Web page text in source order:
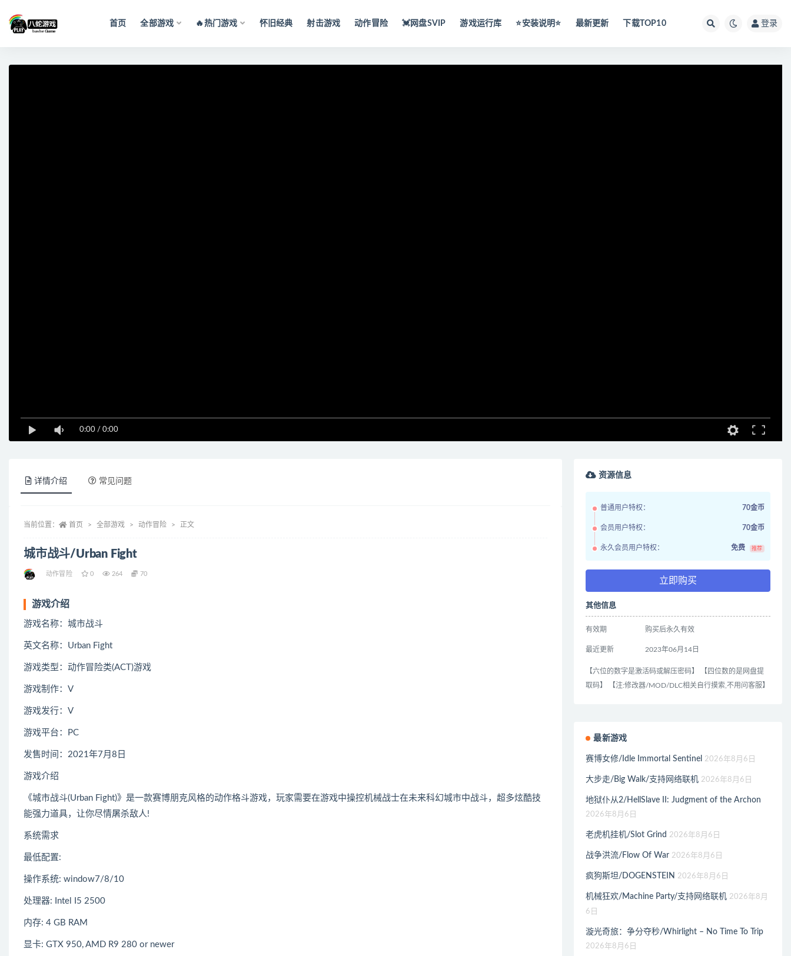
首页 全部游戏 🔥热门游戏 怀旧经典 射击游戏 动作冒险 💓网盘SVIP 游戏运行库 ⭐️安装说明⭐️ 最新更新 下载TOP10 登录
0:00 / 0:00
详情介绍 常见问题
当前位置： 首页 全部游戏 动作冒险 正文
城市战斗/Urban Fight
动作冒险 0 264 70
游戏介绍
游戏名称：城市战斗
英文名称：Urban Fight
游戏类型：动作冒险类(ACT)游戏
游戏制作：V
游戏发行：V
游戏平台：PC
发售时间：2021年7月8日
游戏介绍
《城市战斗(Urban Fight)》是一款赛博朋克风格的动作格斗游戏，玩家需要在游戏中操控机械战士在未来科幻城市中战斗，超多炫酷技
能强力道具，让你尽情屠杀敌人!
系统需求
最低配置:
操作系统: window7/8/10
处理器: Intel I5 2500
内存: 4 GB RAM
显卡: GTX 950, AMD R9 280 or newer
资源信息
普通用户特权： 70金币
会员用户特权： 70金币
永久会员用户特权： 免费 推荐
立即购买
其他信息
有效期 购买后永久有效
最近更新 2023年06月14日
【六位的数字是激活码或解压密码】 【四位数的是网盘提
取码】 【注:修改器/MOD/DLC相关自行摸索,不用问客服】
最新游戏
赛博女修/Idle Immortal Sentinel 2026年8月6日
大步走/Big Walk/支持网络联机 2026年8月6日
地狱仆从2/HellSlave II: Judgment of the Archon
2026年8月6日
老虎机挂机/Slot Grind 2026年8月6日
战争洪流/Flow Of War 2026年8月6日
疯狗斯坦/DOGENSTEIN 2026年8月6日
机械狂欢/Machine Party/支持网络联机 2026年8月
6日
漩光奇旅：争分夺秒/Whirlight – No Time To Trip
2026年8月6日